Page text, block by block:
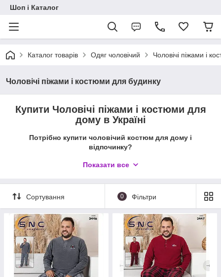
Шоп і Каталог
Каталог товарів Одяг чоловічий Чоловічі піжами і
Чоловічі піжами і костюми для будинку
Купити Чоловічі піжами і костюми для
дому в Україні
Потрібно купити чоловічий костюм для дому і
відпочинку?
відпочинку - Чоловічі комплекти
Туреччина
Чоловічі піжами і костюми для будинку
Турецького виробництва- Відмінний вибір для
чоловіків, які цінують високу якість і стиль.
Вінтернет-магазині Шоп і каталог
представлені різні фасони
піжам для чоловіків з різними уподобаннями в моделях,
тканинах і кольорах. Яку б піжаму Ви не вибрали, ви
отримаєте якісну річ, якою будете задоволені!
Показати все
Сортування 0 Фільтри